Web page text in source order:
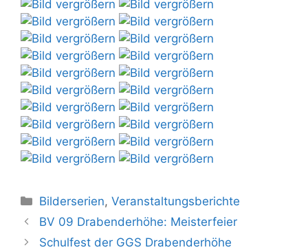
Kategorien
Bilderserien,Veranstaltungsberichte
BV 09 Drabenderhöhe: Meisterfeier
Schulfest der GGS Drabenderhöhe